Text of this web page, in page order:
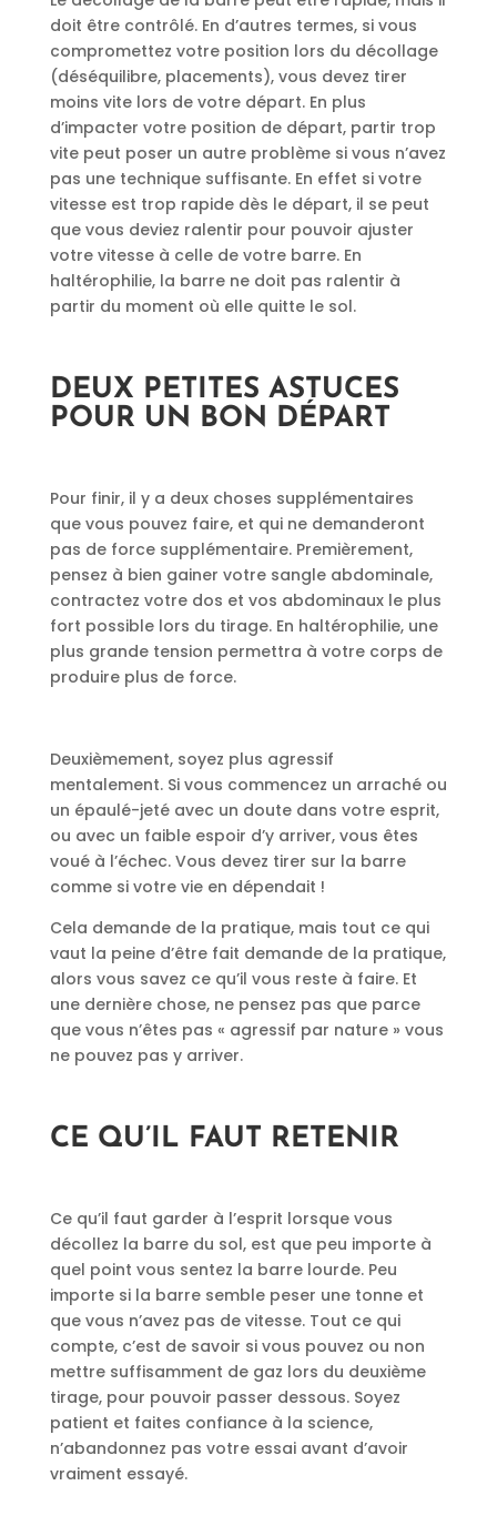
doit être contrôlé. En d’autres termes, si vous
compromettez votre position lors du décollage
(déséquilibre, placements), vous devez tirer
moins vite lors de votre départ. En plus
d’impacter votre position de départ, partir trop
vite peut poser un autre problème si vous n’avez
pas une technique suffisante. En effet si votre
vitesse est trop rapide dès le départ, il se peut
que vous deviez ralentir pour pouvoir ajuster
votre vitesse à celle de votre barre. En
haltérophilie, la barre ne doit pas ralentir à
partir du moment où elle quitte le sol.
DEUX PETITES ASTUCES
POUR UN BON DÉPART
Pour finir, il y a deux choses supplémentaires
que vous pouvez faire, et qui ne demanderont
pas de force supplémentaire. Premièrement,
pensez à bien gainer votre sangle abdominale,
contractez votre dos et vos abdominaux le plus
fort possible lors du tirage. En haltérophilie, une
plus grande tension permettra à votre corps de
produire plus de force.
Deuxièmement, soyez plus agressif
mentalement. Si vous commencez un arraché ou
un épaulé-jeté avec un doute dans votre esprit,
ou avec un faible espoir d’y arriver, vous êtes
voué à l’échec. Vous devez tirer sur la barre
comme si votre vie en dépendait !
Cela demande de la pratique, mais tout ce qui
vaut la peine d’être fait demande de la pratique,
alors vous savez ce qu’il vous reste à faire. Et
une dernière chose, ne pensez pas que parce
que vous n’êtes pas « agressif par nature » vous
ne pouvez pas y arriver.
CE QU’IL FAUT RETENIR
Ce qu’il faut garder à l’esprit lorsque vous
décollez la barre du sol, est que peu importe à
quel point vous sentez la barre lourde. Peu
importe si la barre semble peser une tonne et
que vous n’avez pas de vitesse. Tout ce qui
compte, c’est de savoir si vous pouvez ou non
mettre suffisamment de gaz lors du deuxième
tirage, pour pouvoir passer dessous. Soyez
patient et faites confiance à la science,
n’abandonnez pas votre essai avant d’avoir
vraiment essayé.